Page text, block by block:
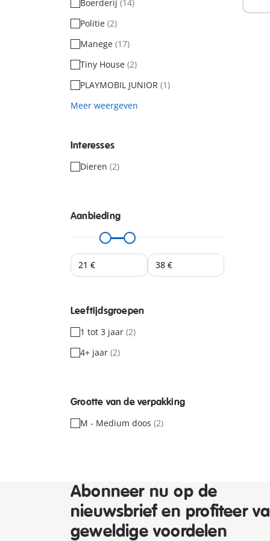
Boerderij (14)
Politie (2)
Manege (17)
Tiny House (2)
PLAYMOBIL JUNIOR (1)
Meer weergeven
Interesses
Dieren (2)
Aanbieding
Leeftijdsgroepen
1 tot 3 jaar (2)
4+ jaar (2)
Grootte van de verpakking
M - Medium doos (2)
Abonneer nu op de
nieuwsbrief en profiteer
geweldige voordelen